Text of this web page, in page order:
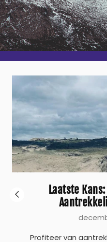
Laatste
Profiteer van